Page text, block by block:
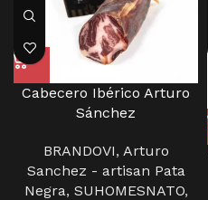
Cabecero Ibérico Arturo
Sánchez
BRANDOVI, Arturo
Sanchez - artisan Pata
Negra, SUHOMESNATO,